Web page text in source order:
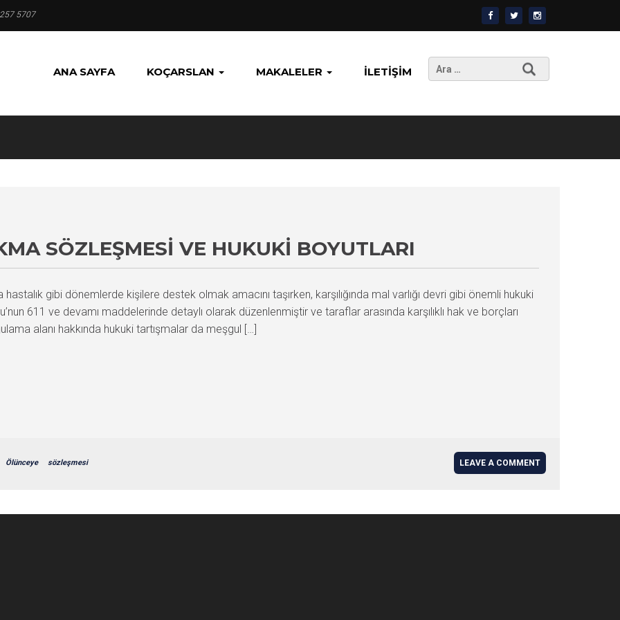
5707
ANA SAYFA KOÇARSLAN MAKALELER İLETIŞIM
Arama:
SÖZLEŞMESI VE HUKUKI BOYUTLARI
gibi dönemlerde kişilere destek olmak amacını taşırken, karşılığında mal varlığı devri gibi önemli hukuki
611 ve devamı maddelerinde detaylı olarak düzenlenmiştir ve taraflar arasında karşılıklı hak ve borçları
alanı hakkında hukuki tartışmalar da meşgul […]
Ölünceye sözleşmesi LEAVE A COMMENT